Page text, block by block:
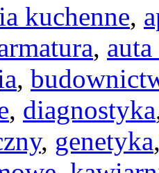
kuchenne,
,
,
, diagnostyka
, genetyka